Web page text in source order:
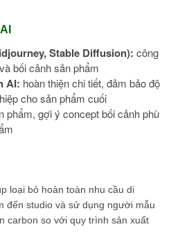
Stable Diffusion): công
bối cảnh sản phẩm
AI: hoàn thiện chi tiết, đảm bảo độ
cho sản phẩm cuối
phẩm, gợi ý concept bối cảnh phù
loại bỏ hoàn toàn nhu cầu di
đến studio và sử dụng người mẫu
carbon so với quy trình sản xuất